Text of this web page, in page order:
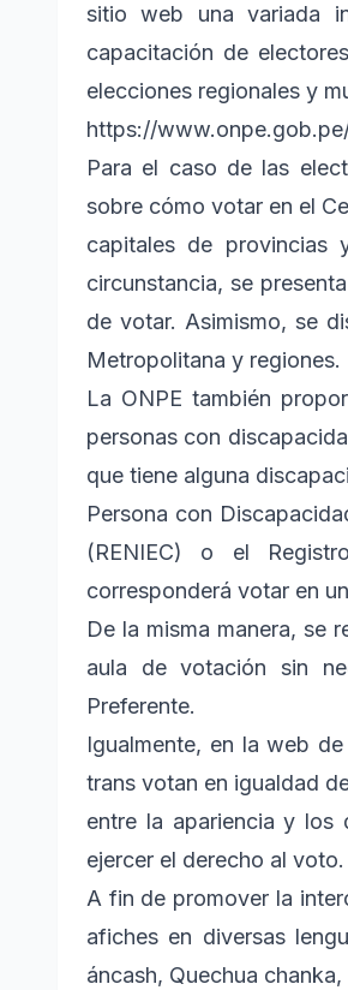
sitio web una variada
capacitación de
elecciones regionales y
https://
Para el caso de las
sobre cómo votar en el
capitales de provincias
circunstancia, se
de votar. Asimismo, se
Metropolitana y regiones.
La ONPE también
personas con
que tiene alguna
Persona con
(RENIEC) o el
corresponderá votar en
De la misma manera, se
aula de votación sin
Preferente.
Igualmente, en la web
trans votan en igualdad
entre la apariencia y
ejercer el derecho al voto.
A fin de promover la
afiches en diversas
áncash, Quechua